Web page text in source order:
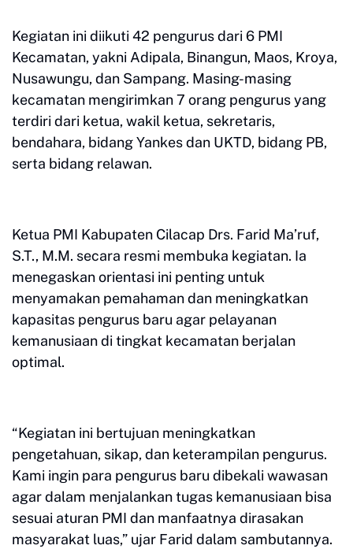
Kegiatan ini diikuti 42 pengurus dari 6 PMI
Kecamatan, yakni Adipala, Binangun, Maos, Kroya,
Nusawungu, dan Sampang. Masing-masing
kecamatan mengirimkan 7 orang pengurus yang
terdiri dari ketua, wakil ketua, sekretaris,
bendahara, bidang Yankes dan UKTD, bidang PB,
serta bidang relawan.
Ketua PMI Kabupaten Cilacap Drs. Farid Ma’ruf,
S.T., M.M. secara resmi membuka kegiatan. Ia
menegaskan orientasi ini penting untuk
menyamakan pemahaman dan meningkatkan
kapasitas pengurus baru agar pelayanan
kemanusiaan di tingkat kecamatan berjalan
optimal.
“Kegiatan ini bertujuan meningkatkan
pengetahuan, sikap, dan keterampilan pengurus.
Kami ingin para pengurus baru dibekali wawasan
agar dalam menjalankan tugas kemanusiaan bisa
sesuai aturan PMI dan manfaatnya dirasakan
masyarakat luas,” ujar Farid dalam sambutannya.